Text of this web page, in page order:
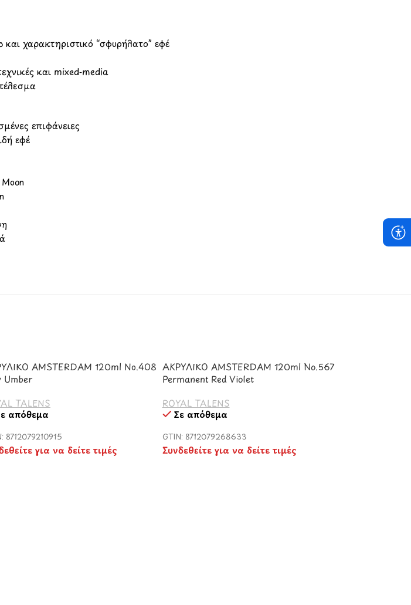
χαρακτηριστικό “σφυρήλατο” εφέ
και mixed‑media
επιφάνειες
εφέ
AMSTERDAM 120ml No.408
Umber
TALENS
απόθεμα
8712079210915
για να δείτε τιμές
ΑΚΡΥΛΙΚΟ AMSTERDAM 120ml No.567
Permanent Red Violet
ROYAL TALENS
Σε απόθεμα
GTIN: 8712079268633
Συνδεθείτε για να δείτε τιμές